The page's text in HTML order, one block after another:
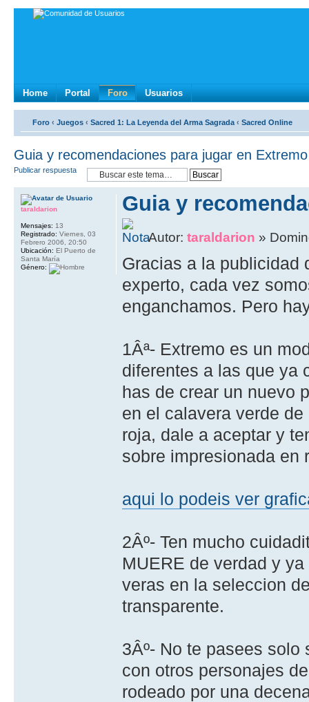
Home Portal Foro Usuarios
Foro ‹ Juegos ‹ Sacred 1: La Leyenda del Arma Sagrada ‹ Sacred Online
Guia y recomendaciones para jugar en Extremo
Publicar respuesta
Guia y
Autor:taraldarion »
Gracias a la publicidad
experto, cada vez
enganchamos. Pero
1Âª- Extremo es un
diferentes a las que ya
has de crear un nuevo
en el calavera verde
roja, dale a aceptar y
sobre impresionada en
aqui lo podeis ver
2Âº- Ten mucho
MUERE de verdad y
veras en la seleccion
transparente.
3Âº- No te pasees
con otros personajes
rodeado por una
taraldarion
Mensajes: 13
Registrado: Viernes, 03
Febrero 2006, 20:50
Ubicación: El Puerto de
Santa María
Género: